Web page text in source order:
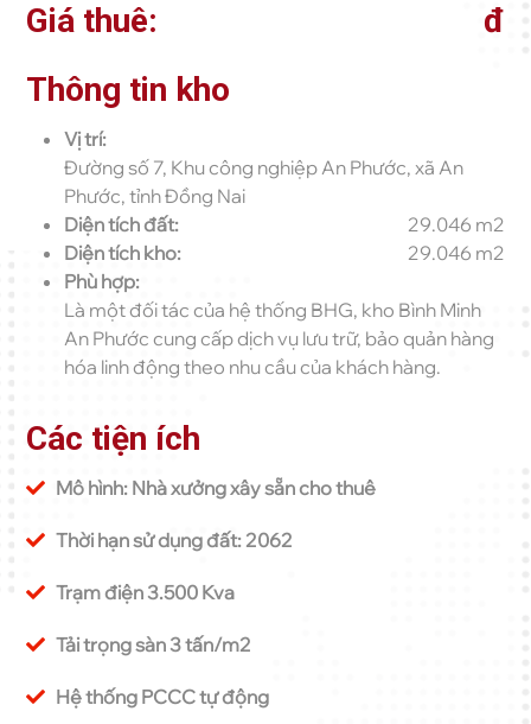
Giá thuê:
đ
Thông tin kho
Vị trí:
Đường số 7, Khu công nghiệp An Phước, xã An
Phước, tỉnh Đồng Nai
Diện tích đất:
29.046 m2
Diện tích kho:
29.046 m2
Phù hợp:
Là một đối tác của hệ thống BHG, kho Bình Minh
An Phước cung cấp dịch vụ lưu trữ, bảo quản hàng
hóa linh động theo nhu cầu của khách hàng.
Các tiện ích
Mô hình: Nhà xưởng xây sẵn cho thuê
Thời hạn sử dụng đất: 2062
Trạm điện 3.500 Kva
Tải trọng sàn 3 tấn/m2
Hệ thống PCCC tự động